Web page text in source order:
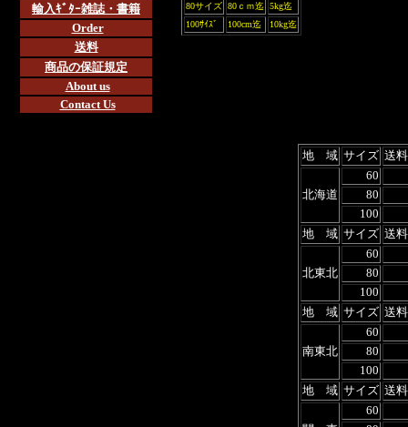
地 域 サイズ 送
北海道
60
80
100
地 域 サイズ 送
北東北
60
80
100
地 域 サイズ 送
南東北
60
80
100
地 域 サイズ 送
60
80サイズ 80ｃｍ迄 5kg迄
100ｻｲｽﾞ
100cm迄 10kg迄
輸入ｷﾞﾀｰ雑誌・書籍
Order
送料
商品の保証規定
About us
Contact Us